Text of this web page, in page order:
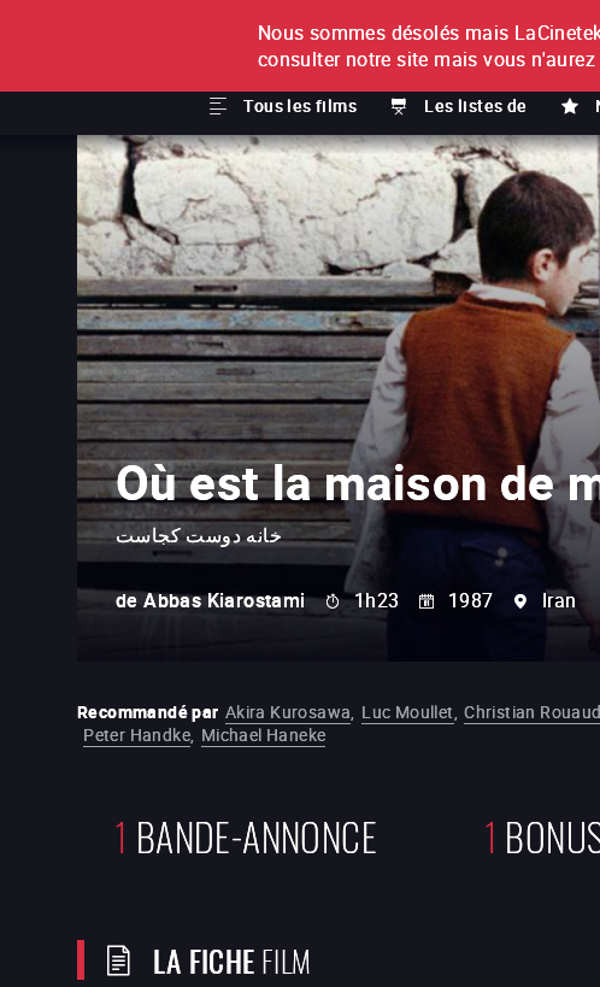
À L'UNITÉ
Tous les films Les listes de
ABONNEMENT
Où est la maison de
خانه دوست کجاست
de Abbas Kiarostami 1h23 1987 Iran
Recommandé par Akira Kurosawa, Luc Moullet, Christian Rouaud
Peter Handke, Michael Haneke
1 BANDE-ANNONCE 1
LA FICHEFILM
Nous sommes désolés mais
consulter notre site mais vous